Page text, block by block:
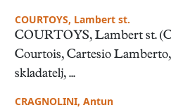
COURTOYS, Lambert st.
COURTOYS, Lambert st.
Courtois, Cartesio
skladatelj, ...
CRAGNOLINI, Antun